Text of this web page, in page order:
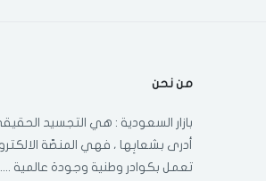
من نحن
بازار السعودية : هي التجسيد
أدرى بشعابِها ، فهي المنصّة
تعمل بكوادر وطنية وجودة عالمية